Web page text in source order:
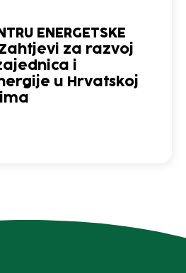
ENERGETSKE
Zahtjevi za razvoj
i
u Hrvatskoj